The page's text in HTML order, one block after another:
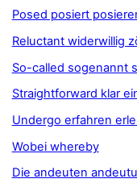
Posed posiert
Reluctant widerwillig
So-called sogenannt
Straightforward klar
Undergo erfahren
Wobei whereby
Die andeuten